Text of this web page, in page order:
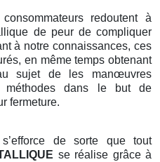
redoutent à
de peur de compliquer
à notre connaissances, ces
en même temps obtenant
sujet de les manœuvres
méthodes dans le but de
fermeture.
de sorte que tout
se réalise grâce à